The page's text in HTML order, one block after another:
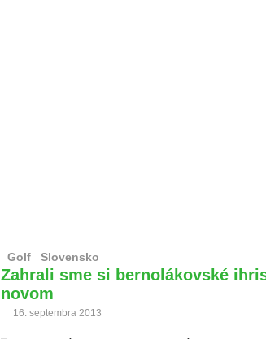
Golf Slovensko
Zahrali sme si bernolákovské
novom
16. septembra 2013